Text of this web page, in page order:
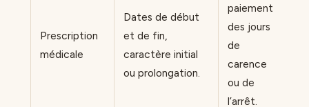
Prescription
médicale
Dates de début
et de fin,
caractère initial
ou prolongation.
paiement
des jours
de
carence
ou de
l’arrêt.